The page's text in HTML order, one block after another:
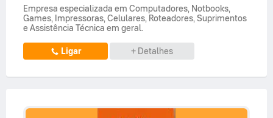
Empresa especializada em Computadores, Notbooks,
Games, Impressoras, Celulares, Roteadores, Suprimentos
e Assistência Técnica em geral.
Ligar + Detalhes